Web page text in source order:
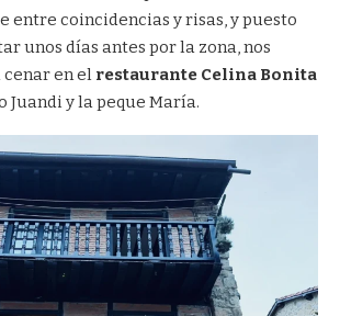
entre coincidencias y risas, y puesto
unos días antes por la zona, nos
en el restaurante Celina Bonita
Juandi y la peque María.